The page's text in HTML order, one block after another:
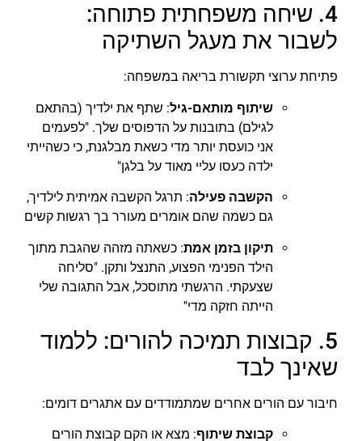
4. שיחה משפחתית פתוחה:
לשבור את מעגל השתיקה
פתיחת ערוצי תקשורת בריאה במשפחה:
שיתוף מותאם-גיל: שתף את ילדיך (בהתאם
לגילם) בתובנות על הדפוסים שלך. "לפעמים
אני כועסת יותר מדי כשאת מבלגנת, כי כשהייתי
ילדה כעסו עליי מאוד על בלגן"
הקשבה פעילה: תרגל הקשבה אמיתית לילדיך,
גם כשמה שהם אומרים מעורר בך רגשות קשים
תיקון בזמן אמת: כשאתה מזהה שהגבת מתוך
הילד הפנימי הפצוע, התנצל ותקן. "סליחה
שצעקתי. הרגשתי מתוסכל, אבל התגובה שלי
הייתה חזקה מדי"
5. קבוצות תמיכה להורים: ללמוד
שאינך לבד
חיבור עם הורים אחרים שמתמודדים עם אתגרים דומים:
קבוצת שיתוף: מצא או הקם קבוצת הורים